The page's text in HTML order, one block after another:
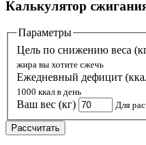
Калькулятор
Параметры
Цель по снижению веса
жира вы хотите сжечь
Ежедневный дефицит
1000 ккал в день
Ваш вес (кг) Для
Рассчитать